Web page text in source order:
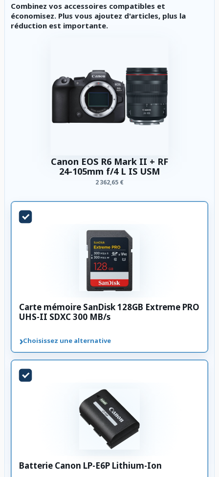
Combinez vos accessoires compatibles et
économisez. Plus vous ajoutez d'articles, plus la
réduction est importante.
Canon EOS R6 Mark II + RF
24-105mm f/4 L IS USM
2 362,65 €
Carte mémoire SanDisk 128GB Extreme PRO
UHS-II SDXC 300 MB/s
›Choisissez une alternative
Batterie Canon LP-E6P Lithium-Ion